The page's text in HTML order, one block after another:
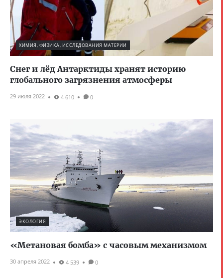
ХИМИЯ, ФИЗИКА, ИССЛЕДОВАНИЯ МАТЕРИИ
Снег и лёд Антарктиды хранят историю
глобального загрязнения атмосферы
29 июля 2022 4 610 0
ЭКОЛОГИЯ
«Метановая бомба» с часовым механизмом
30 апреля 2022 4 539 0